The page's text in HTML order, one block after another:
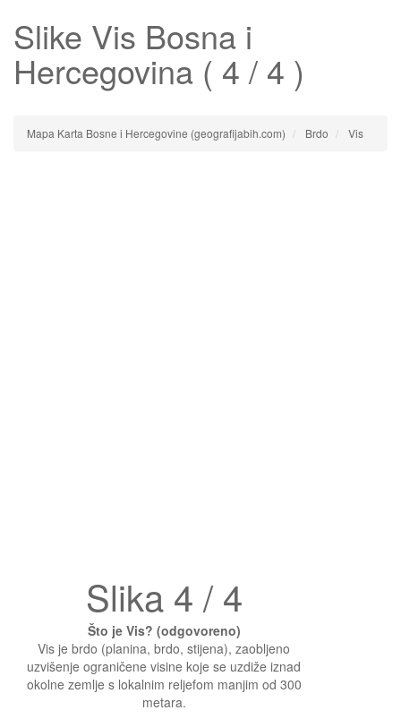
Slike Vis Bosna i
Hercegovina ( 4 / 4 )
Mapa Karta Bosne i Hercegovine (geografijabih.com) Brdo Vis
Slika 4 / 4
Što je Vis? (odgovoreno)
Vis je brdo (planina, brdo, stijena), zaobljeno
uzvišenje ograničene visine koje se uzdiže iznad
okolne zemlje s lokalnim reljefom manjim od 300
metara.